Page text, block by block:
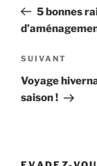
l’article
précédent
5 bonnes
Article
suivant
SUIVANT
Voyage
saison !